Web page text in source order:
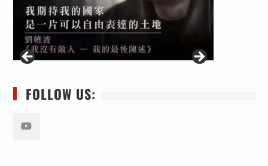
FOLLOW US: